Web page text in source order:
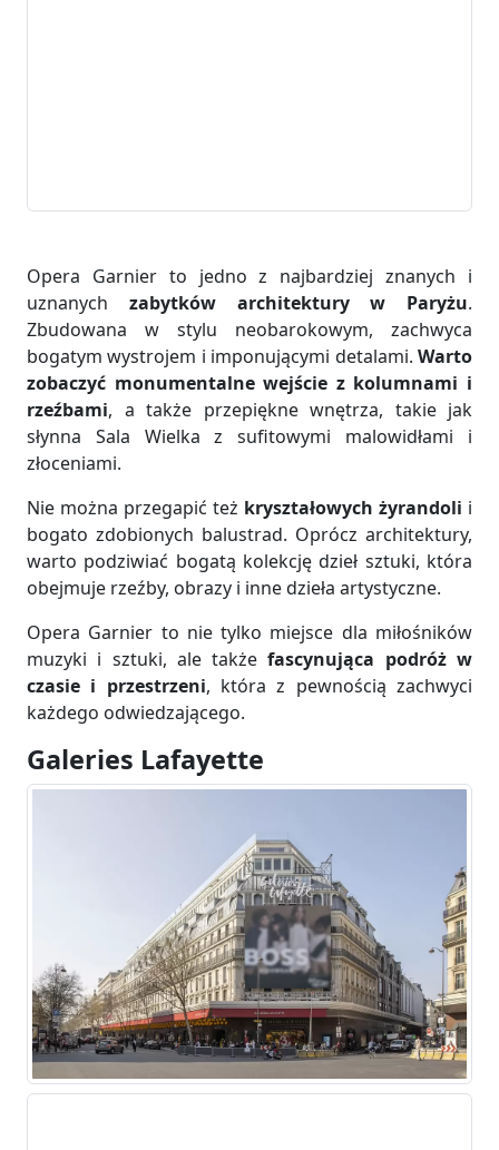
Opera Garnier to jedno z najbardziej znanych i
uznanych zabytków architektury w Paryżu.
Zbudowana w stylu neobarokowym, zachwyca
bogatym wystrojem i imponującymi detalami. Warto
zobaczyć monumentalne wejście z kolumnami i
rzeźbami, a także przepiękne wnętrza, takie jak
słynna Sala Wielka z sufitowymi malowidłami i
złoceniami.
Nie można przegapić też kryształowych żyrandoli i
bogato zdobionych balustrad. Oprócz architektury,
warto podziwiać bogatą kolekcję dzieł sztuki, która
obejmuje rzeźby, obrazy i inne dzieła artystyczne.
Opera Garnier to nie tylko miejsce dla miłośników
muzyki i sztuki, ale także fascynująca podróż w
czasie i przestrzeni, która z pewnością zachwyci
każdego odwiedzającego.
Galeries Lafayette